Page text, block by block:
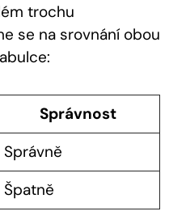
trochu
se na srovnání obou
Správnost
Správně
Špatně